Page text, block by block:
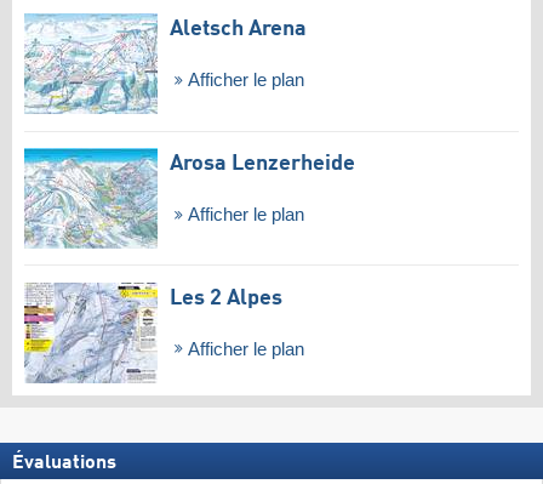
Aletsch Arena
Afficher le plan
Arosa Lenzerheide
Afficher le plan
Les 2 Alpes
Afficher le plan
Évaluations